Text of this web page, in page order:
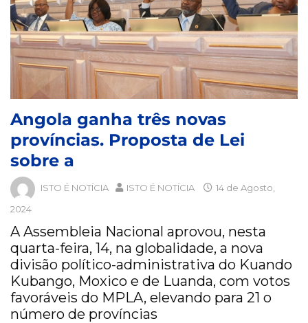
Angola ganha três novas
províncias. Proposta de Lei
sobre a
ISTO É NOTÍCIA ISTO É NOTÍCIA
14 de Agosto,
2024
A Assembleia Nacional aprovou, nesta
quarta-feira, 14, na globalidade, a nova
divisão político-administrativa do Kuando
Kubango, Moxico e de Luanda, com votos
favoráveis do MPLA, elevando para 21 o
número de províncias